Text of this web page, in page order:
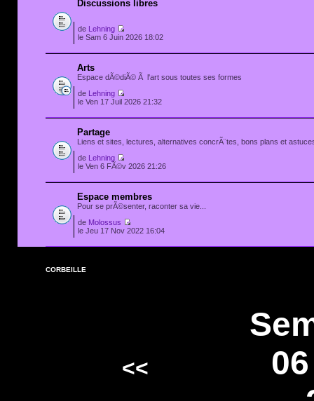
Discussions libres
de
Lehning
le Sam 6 Juin 2026 18:02
Arts
Espace dÃ©diÃ© Ã l'art sous toutes ses formes
de
Lehning
le Ven 17 Juil 2026 21:32
Partage
Liens et sites, lectures, alternatives concrÃ¨tes, bons plans et
de
Lehning
le Ven 6 FÃ©v 2026 21:26
Espace membres
Pour se prÃ©senter, raconter sa vie...
de Molossus
le Jeu 17 Nov 2022 16:04
CORBEILLE
<<